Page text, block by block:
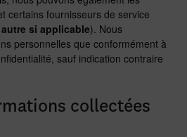
certains fournisseurs de service
autre si applicable). Nous
personnelles que conformément à
sauf indication contraire
collectées